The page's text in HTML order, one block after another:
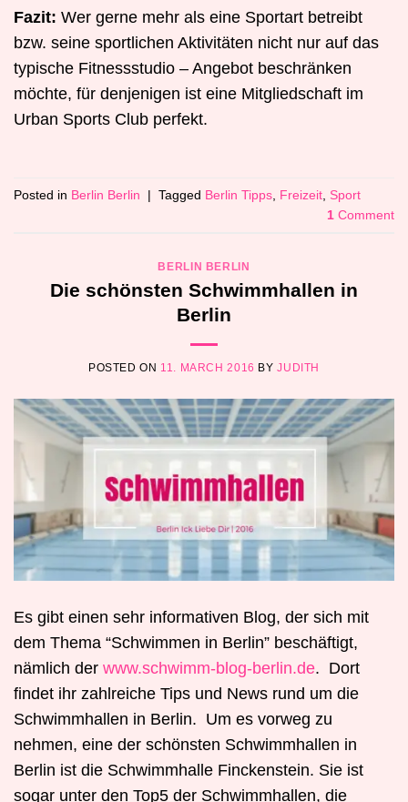
Fazit: Wer gerne mehr als eine Sportart betreibt
bzw. seine sportlichen Aktivitäten nicht nur auf das
typische Fitnessstudio – Angebot beschränken
möchte, für denjenigen ist eine Mitgliedschaft im
Urban Sports Club perfekt.
Posted in Berlin Berlin | Tagged Berlin Tipps Freizeit Sport
1 Comment
BERLIN BERLIN
Die schönsten Schwimmhallen in
Berlin
POSTED ON 11. MARCH 2016 BYJUDITH
Es gibt einen sehr informativen Blog, der sich mit
dem Thema “Schwimmen in Berlin” beschäftigt,
nämlich der www.schwimm-blog-berlin.de. Dort
findet ihr zahlreiche Tips und News rund um die
Schwimmhallen in Berlin. Um es vorweg zu
nehmen, eine der schönsten Schwimmhallen in
Berlin ist die Schwimmhalle Finckenstein. Sie ist
sogar unter den Top5 der Schwimmhallen, die